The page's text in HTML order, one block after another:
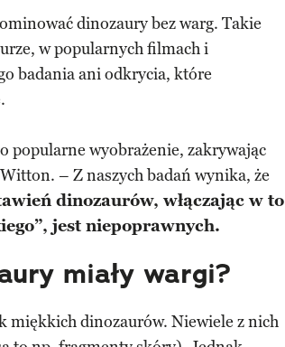
dinozaury bez warg. Takie
w popularnych filmach i
badania ani odkrycia, które
popularne wyobrażenie, zakrywając
– Z naszych badań wynika, że
dinozaurów, włączając w to
jest niepoprawnych.
miały wargi?
miękkich dinozaurów. Niewiele z nich